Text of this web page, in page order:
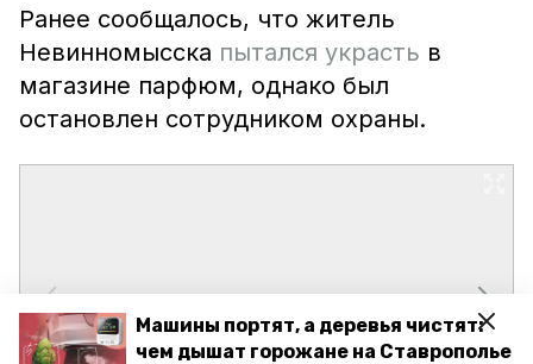
Машины портят, а деревья чистят:
чем дышат горожане на Ставрополье
Ранее сообщалось, что житель
Невинномысска пытался украсть в
магазине парфюм, однако был
остановлен сотрудником охраны.